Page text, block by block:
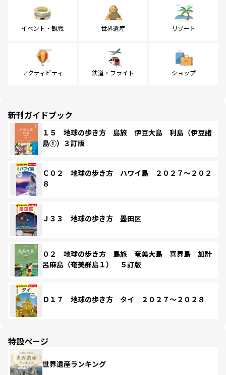
イベント・観戦 世界遺産 リゾート
アクティビティ 鉄道・フライト ショップ
新刊ガイドブック
１５ 地球の歩き方 島旅 伊豆大島 利島（伊豆諸
島①）３訂版
Ｃ０２ 地球の歩き方 ハワイ島 ２０２７～２０２
８
Ｊ３３ 地球の歩き方 墨田区
０２ 地球の歩き方 島旅 奄美大島 喜界島 加計
呂麻島（奄美群島１） ５訂版
Ｄ１７ 地球の歩き方 タイ ２０２７～２０２８
特設ページ
世界遺産ランキング